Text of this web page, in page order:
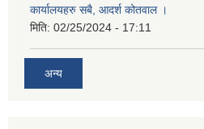
कार्यालयहरु सबै, आदर्श कोतवाल ।
मिति: 02/25/2024 - 17:11
अन्य